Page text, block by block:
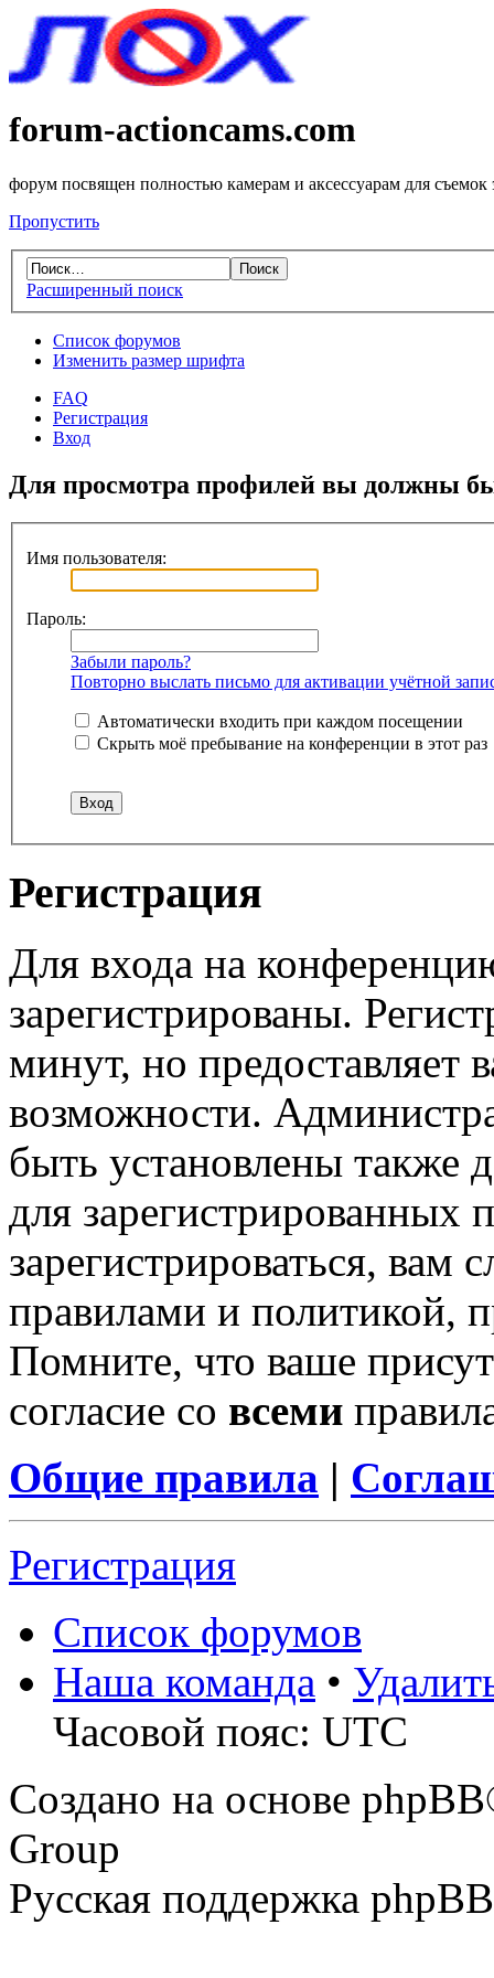
forum-actioncams.com
форум посвящен полностью камерам и аксессуарам для съемок
Пропустить
Расширенный поиск
Список форумов
Изменить размер шрифта
FAQ
Регистрация
Вход
Для просмотра профилей вы должны
Имя пользователя:
Пароль:
Забыли пароль?
Повторно выслать письмо для активации учётной
Автоматически входить при каждом посещении
Скрыть моё пребывание на конференции в этот раз
Регистрация
Для входа на
зарегистрированы.
минут, но предоставляет
возможности.
быть установлены также
для зарегистрированных
зарегистрироваться, вам
правилами и политикой,
Помните, что ваше
согласие со всеми
Общие правила |
Регистрация
Список форумов
Наша команда •
Часовой пояс: UTC
Создано на основе
Group
Русская поддержка phpBB